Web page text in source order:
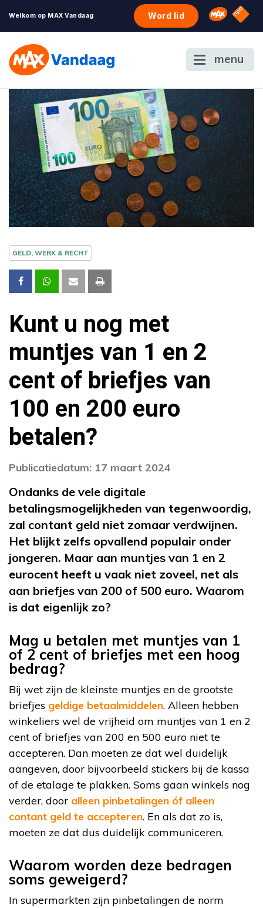
Welkom op MAX Vandaag Word lid Omroep
NPO
menu
GELD, WERK & RECHT
Kunt u nog met
muntjes van 1 en 2
cent of briefjes van
100 en 200 euro
betalen?
Publicatiedatum: 17 maart 2024
Ondanks de vele digitale
betalingsmogelijkheden van tegenwoordig,
zal contant geld niet zomaar verdwijnen.
Het blijkt zelfs opvallend populair onder
jongeren. Maar aan muntjes van 1 en 2
eurocent heeft u vaak niet zoveel, net als
aan briefjes van 200 of 500 euro. Waarom
is dat eigenlijk zo?
Mag u betalen met muntjes van 1
of 2 cent of briefjes met een hoog
bedrag?
Bij wet zijn de kleinste muntjes en de grootste
briefjes geldige betaalmiddelen. Alleen hebben
winkeliers wel de vrijheid om muntjes van 1 en 2
cent of briefjes van 200 en 500 euro niet te
accepteren. Dan moeten ze dat wel duidelijk
aangeven, door bijvoorbeeld stickers bij de kassa
of de etalage te plakken. Soms gaan winkels nog
verder, door alleen pinbetalingen óf alleen
contant geld te accepteren. En als dat zo is,
moeten ze dat dus duidelijk communiceren.
Waarom worden deze bedragen
soms geweigerd?
In supermarkten zijn pinbetalingen de norm